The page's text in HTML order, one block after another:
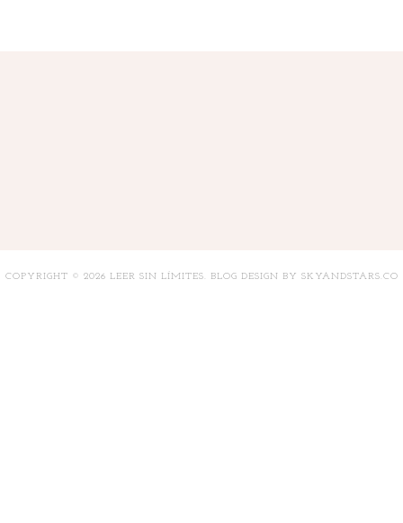
COPYRIGHT © 2026 LEER SIN LÍMITES. BLOG DESIGN BY SKYANDSTARS.CO